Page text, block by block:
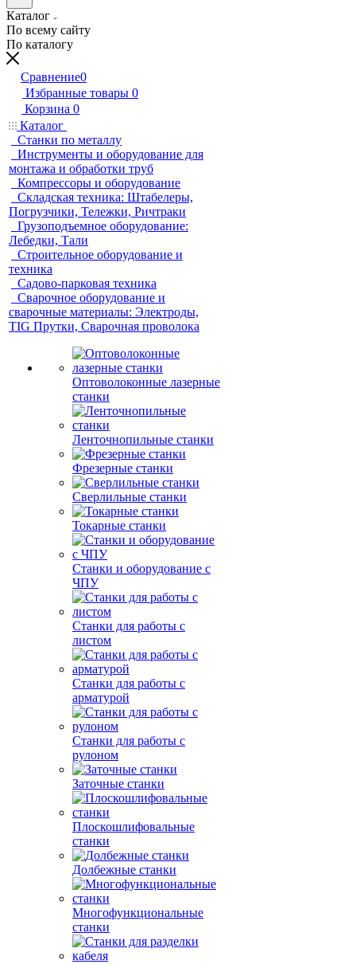
Каталог
По всему сайту
По каталогу
Сравнение0
Избранные товары 0
Корзина 0
Каталог
Станки по металлу
Инструменты и оборудование для
монтажа и обработки труб
Компрессоры и оборудование
Складская техника: Штабелеры,
Погрузчики, Тележки, Ричтраки
Грузоподъемное оборудование:
Лебедки, Тали
Строительное оборудование и
техника
Садово-парковая техника
Сварочное оборудование и
сварочные материалы: Электроды,
TIG Прутки, Сварочная проволока
Оптоволоконные лазерные
станки
Ленточнопильные станки
Фрезерные станки
Сверлильные станки
Токарные станки
Станки и оборудование с
ЧПУ
Станки для работы с
листом
Станки для работы с
арматурой
Станки для работы с
рулоном
Заточные станки
Плоскошлифовальные
станки
Долбежные станки
Многофункциональные
станки